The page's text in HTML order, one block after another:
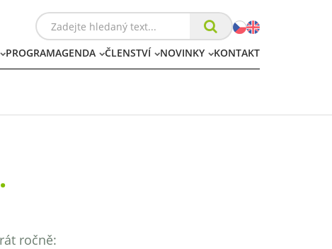
PROGRAMAGENDA ČLENSTVÍ NOVINKY KONTAKT
.
ročně: